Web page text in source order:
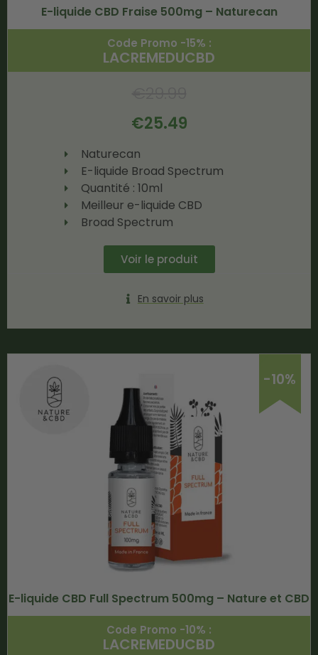
E-liquide CBD Fraise 500mg – Naturecan
Code Promo -15% :
LACREMEDUCBD
€25.49
Naturecan
E-liquide Broad Spectrum
Quantité : 10ml
Meilleur e-liquide CBD
Broad Spectrum
Voir le produit
En savoir plus
-10%
E-liquide CBD Full Spectrum 500mg – Nature et CBD
Code Promo -10% :
LACREMEDUCBD